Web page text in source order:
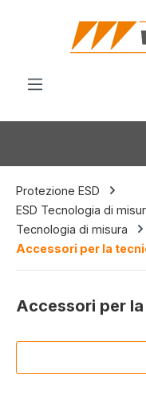
principale
Protezione ESD
ESD Tecnologia di
Tecnologia di misura
Accessori per la
Accessori per